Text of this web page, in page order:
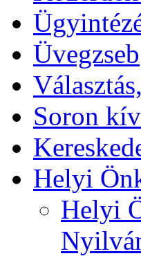
Üvegzseb
Soron
Helyi
Helyi